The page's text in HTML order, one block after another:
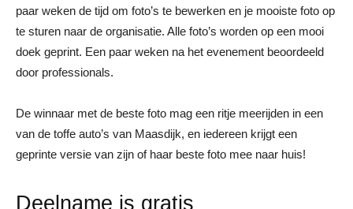
paar weken de tijd om foto’s te bewerken en je mooiste foto op
te sturen naar de organisatie. Alle foto’s worden op een mooi
doek geprint. Een paar weken na het evenement beoordeeld
door professionals.
De winnaar met de beste foto mag een ritje meerijden in een
van de toffe auto’s van Maasdijk, en iedereen krijgt een
geprinte versie van zijn of haar beste foto mee naar huis!
Deelname is gratis